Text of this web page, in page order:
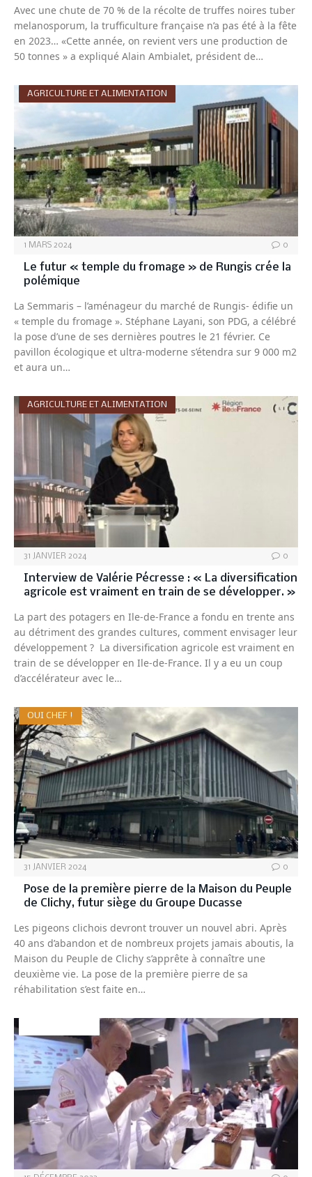
Avec une chute de 70 % de la récolte de truffes noires tuber
melanosporum, la trufficulture française n’a pas été à la fête
en 2023… «Cette année, on revient vers une production de
50 tonnes » a expliqué Alain Ambialet, président de…
AGRICULTURE ET ALIMENTATION
1 MARS 2024 0
Le futur « temple du fromage » de Rungis crée la
polémique
La Semmaris – l’aménageur du marché de Rungis- édifie un
« temple du fromage ». Stéphane Layani, son PDG, a célébré
la pose d’une de ses dernières poutres le 21 février. Ce
pavillon écologique et ultra-moderne s’étendra sur 9 000 m2
et aura un…
AGRICULTURE ET ALIMENTATION
31 JANVIER 2024 0
Interview de Valérie Pécresse : « La diversification
agricole est vraiment en train de se développer. »
La part des potagers en Ile-de-France a fondu en trente ans
au détriment des grandes cultures, comment envisager leur
développement ? La diversification agricole est vraiment en
train de se développer en Ile-de-France. Il y a eu un coup
d’accélérateur avec le…
OUI CHEF !
31 JANVIER 2024 0
Pose de la première pierre de la Maison du Peuple
de Clichy, futur siège du Groupe Ducasse
Les pigeons clichois devront trouver un nouvel abri. Après
40 ans d’abandon et de nombreux projets jamais aboutis, la
Maison du Peuple de Clichy s’apprête à connaître une
deuxième vie. La pose de la première pierre de sa
réhabilitation s’est faite en…